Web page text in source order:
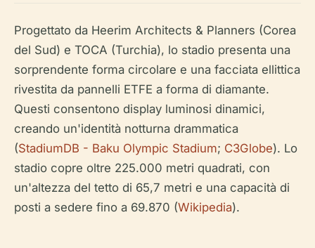
Progettato da Heerim Architects & Planners (Corea
del Sud) e TOCA (Turchia), lo stadio presenta una
sorprendente forma circolare e una facciata ellittica
rivestita da pannelli ETFE a forma di diamante.
Questi consentono display luminosi dinamici,
creando un'identità notturna drammatica
(StadiumDB - Baku Olympic Stadium; C3Globe). Lo
stadio copre oltre 225.000 metri quadrati, con
un'altezza del tetto di 65,7 metri e una capacità di
posti a sedere fino a 69.870 (Wikipedia).